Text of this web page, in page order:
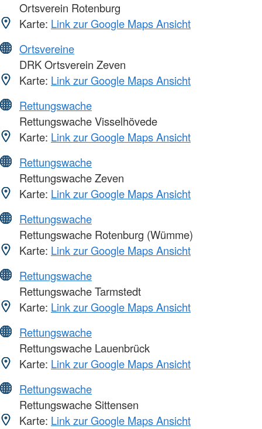
Ortsverein Rotenburg
Karte: Link zur Google Maps Ansicht
Ortsvereine
DRK Ortsverein Zeven
Karte: Link zur Google Maps Ansicht
Rettungswache
Rettungswache Visselhövede
Karte: Link zur Google Maps Ansicht
Rettungswache
Rettungswache Zeven
Karte: Link zur Google Maps Ansicht
Rettungswache
Rettungswache Rotenburg (Wümme)
Karte: Link zur Google Maps Ansicht
Rettungswache
Rettungswache Tarmstedt
Karte: Link zur Google Maps Ansicht
Rettungswache
Rettungswache Lauenbrück
Karte: Link zur Google Maps Ansicht
Rettungswache
Rettungswache Sittensen
Karte: Link zur Google Maps Ansicht